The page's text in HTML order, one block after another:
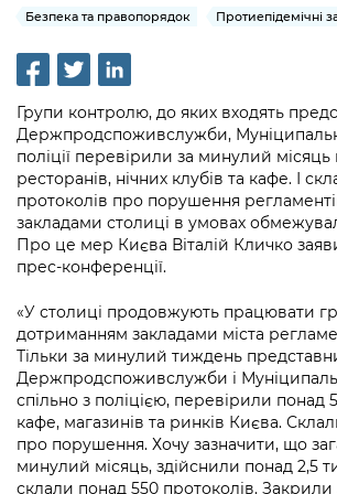
Рішення та розпорядження
Проєкти розпоряджень, що
перебувають на погодженні КМВА
Рішення Київради
Контактна інформація
Графік роботи та прийому
Вакансії
Статистика
Звернення громадян
Регуляторна діяльність
Промисловість і наука Києва
Освіта та навчальні заклади
Дороги, транспорт та парковки
Навколишнє середовище міста
Містобудування та земельні
Культура, спорт, дозвілля
Бізнес та ліцензування
Безпека та правопорядок
Ритуальні послуги
Іноземцям / For foreigners
Пам'ятки культурної спадщини
Громадська експертиза
Громадський бюджет
Консультації з громадськістю
Громадська рада
Петиції
Відкритий бюджет
Допомога учасникам АТО
Рада з питань внутрішньо
осіб при Київській міській
адміністрації
«Ініціатива «Партнерство
Інформація з обмеженим
Проекти нормативно-правових
інших актів
Нормативна база
Питання і відповіді про публічну
інформацію
Порядок оскарження рішень, дій
бездіяльності розпорядників
Звіти про опрацювання запитів
публічну інформацію
Інформація для споживачів
Медіагалерея
Підписатися на новини та анонси
from the KCSA
Порядок акредитації медіа /
Accreditation process
Подати журналістський запит /
Submitting a media request
Зйомки в лікарнях в умовах
стану / Rules for media coverage
hospitals at work under martial law
Контакти для медіа / Contacts for
media
Безпека та правопорядок
Протиепідемічні
Групи контролю, до яких входять
Держпродспоживслужби,
поліції перевірили за минулий місяць
ресторанів, нічних клубів та кафе. І
протоколів про порушення
закладами столиці в умовах
Про це мер Києва Віталій Кличко
прес-конференції.
«У столиці продовжують працювати
дотриманням закладами міста
Тільки за минулий тиждень
Держпродспоживслужби і
спільно з поліцією, перевірили понад
кафе, магазинів та ринків Києва.
про порушення. Хочу зазначити, що
минулий місяць, здійснили понад 2,5
склали понад 550 протоколів.